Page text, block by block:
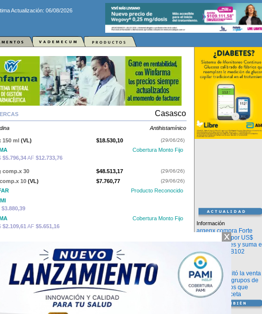
Actualización: 06/08/2026
Casasco
Antihistamínico
150 ml (VL) $18.530,10 (29/06/26)
Cobertura Monto Fijo
$5.796,34AF $12.733,76
comp.x 30 $48.513,17 (29/06/26)
10 (VL) $7.760,77 (29/06/26)
Producto Reconocido
$3.880,39
Cobertura Monto Fijo
$2.109,61 AF $5.651,16
$5.893,15
Cobertura Monto Fijo
$3.333,68 AF$8.452,61
$32.843,40
Información
argenx compra Forte
Biosciences por US$
2.200 millones y suma el
anticuerpo FB102
Información
ANMAT habilitó la venta
libre de diez grupos de
medicamentos que
requerían receta